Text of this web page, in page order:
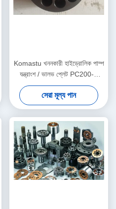
Komastu খননকারী হাইড্রোলিক পাম্প
যন্ত্রাংশ / ভালভ প্লেট PC200-7
PC220 কাস্টমাইজড
সেরা মূল্য পান